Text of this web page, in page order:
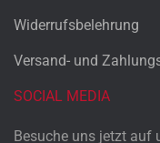
Widerrufsbelehrung
Versand- und
SOCIAL MEDIA
Besuche uns jetzt auf